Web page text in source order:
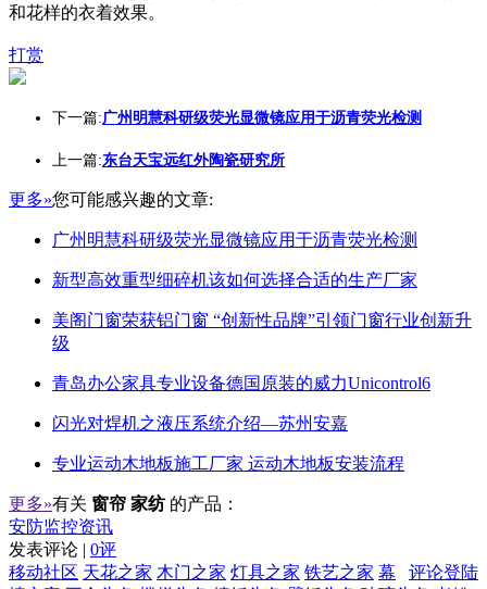
和花样的衣着效果。
打赏
下一篇:广州明慧科研级荧光显微镜应用于沥青荧光检测
上一篇:东台天宝远红外陶瓷研究所
更多»您可能感兴趣的文章:
广州明慧科研级荧光显微镜应用于沥青荧光检测
新型高效重型细碎机该如何选择合适的生产厂家
美阁门窗荣获铝门窗 “创新性品牌”引领门窗行业创新升
级
青岛办公家具专业设备德国原装的威力Unicontrol6
闪光对焊机之液压系统介绍—苏州安嘉
专业运动木地板施工厂家 运动木地板安装流程
更多»有关 窗帘 家纺 的产品：
安防监控资讯
发表评论 | 0评
评论登陆
移动社区 天花之家 木门之家 灯具之家 铁艺之家 幕